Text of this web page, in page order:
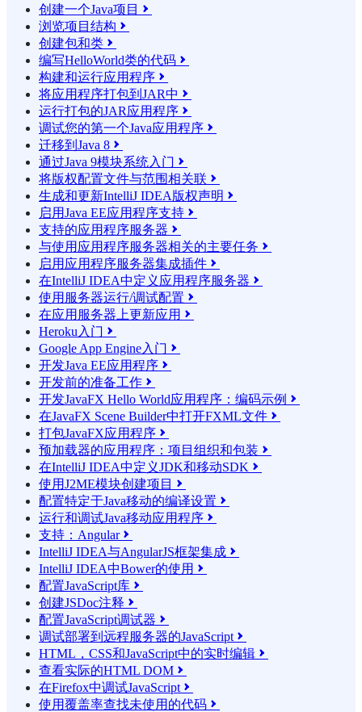
创建一个Java项目 
浏览项目结构 
创建包和类 
编写HelloWorld类的代码 
构建和运行应用程序 
将应用程序打包到JAR中 
运行打包的JAR应用程序 
调试您的第一个Java应用程序 
迁移到Java 8 
通过Java 9模块系统入门 
将版权配置文件与范围相关联 
生成和更新IntelliJ IDEA版权声明 
启用Java EE应用程序支持 
支持的应用程序服务器 
与使用应用程序服务器相关的主要任务 
启用应用程序服务器集成插件 
在IntelliJ IDEA中定义应用程序服务器 
使用服务器运行/调试配置 
在应用服务器上更新应用 
Heroku入门 
Google App Engine入门 
开发Java EE应用程序 
开发前的准备工作 
开发JavaFX Hello World应用程序：编码示例 
在JavaFX Scene Builder中打开FXML文件 
打包JavaFX应用程序 
预加载器的应用程序：项目组织和包装 
在IntelliJ IDEA中定义JDK和移动SDK 
使用J2ME模块创建项目 
配置特定于Java移动的编译设置 
运行和调试Java移动应用程序 
支持：Angular
IntelliJ IDEA与AngularJS框架集成 
IntelliJ IDEA中Bower的使用 
配置JavaScript库 
创建JSDoc注释 
配置JavaScript调试器 
调试部署到远程服务器的JavaScript 
HTML，CSS和JavaScript中的实时编辑 
查看实际的HTML DOM 
在Firefox中调试JavaScript 
使用覆盖率查找未使用的代码 